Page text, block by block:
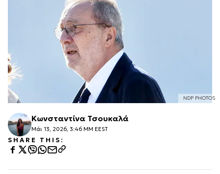
NDP PHOTOS
Κωνσταντίνα Τσουκαλά
Μάι 13, 2026, 3:46 ΜΜ EEST
SHARE THIS: